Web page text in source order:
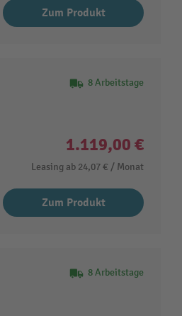
Zum Produkt
8 Arbeitstage
1.119,00 €
Leasing ab 24,07 € / Monat
Zum Produkt
8 Arbeitstage